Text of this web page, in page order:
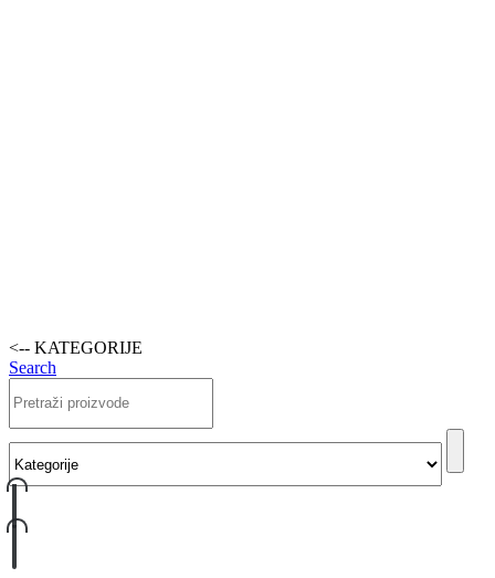
<-- KATEGORIJE
Search